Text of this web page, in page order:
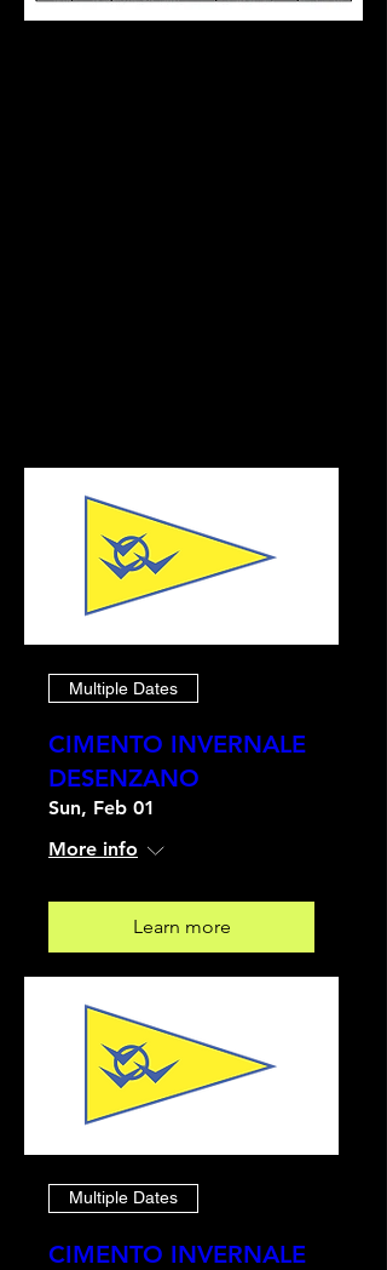
Multiple Dates
CIMENTO INVERNALE
DESENZANO
Sun, Feb 01
More info
Learn more
Multiple Dates
CIMENTO INVERNALE